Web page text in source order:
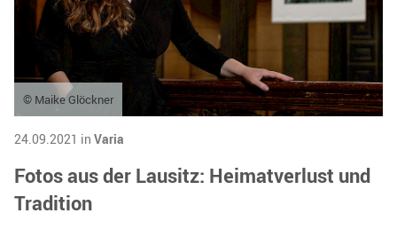
© Maike Glöckner
24.09.2021 in Varia
Fotos aus der Lausitz: Heimatverlust und
Tradition